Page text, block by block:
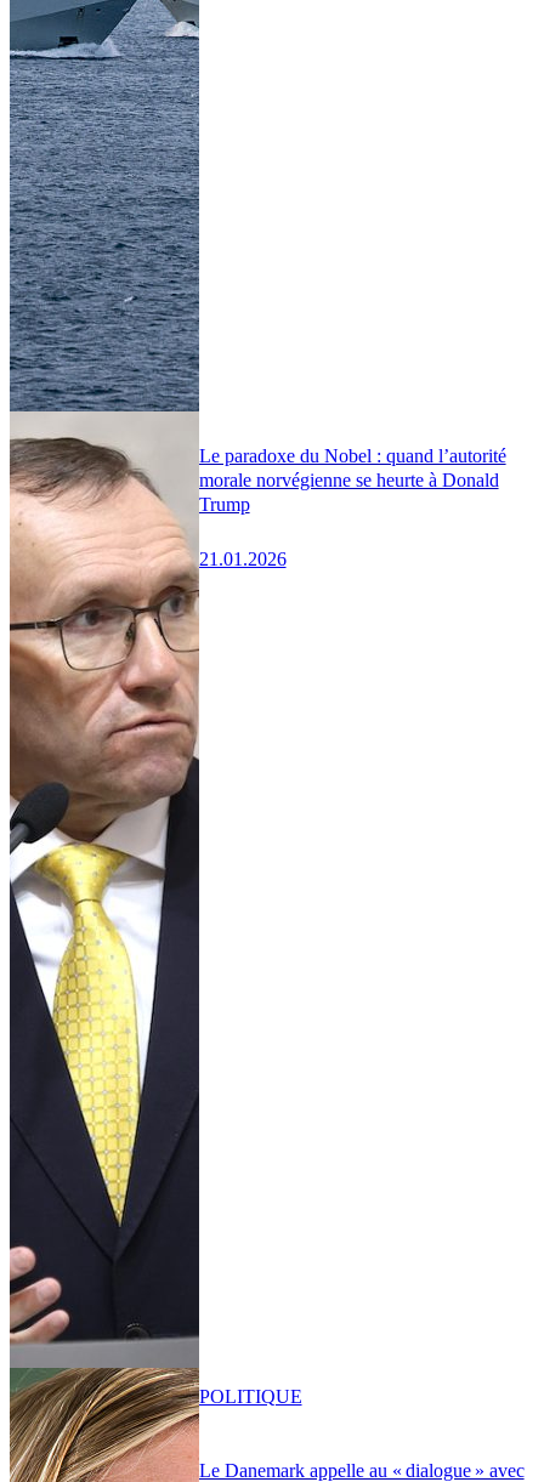
Le paradoxe du Nobel : quand l’autorité
morale norvégienne se heurte à Donald
Trump
21.01.2026
Le Danemark appelle au « dialogue » avec
POLITIQUE